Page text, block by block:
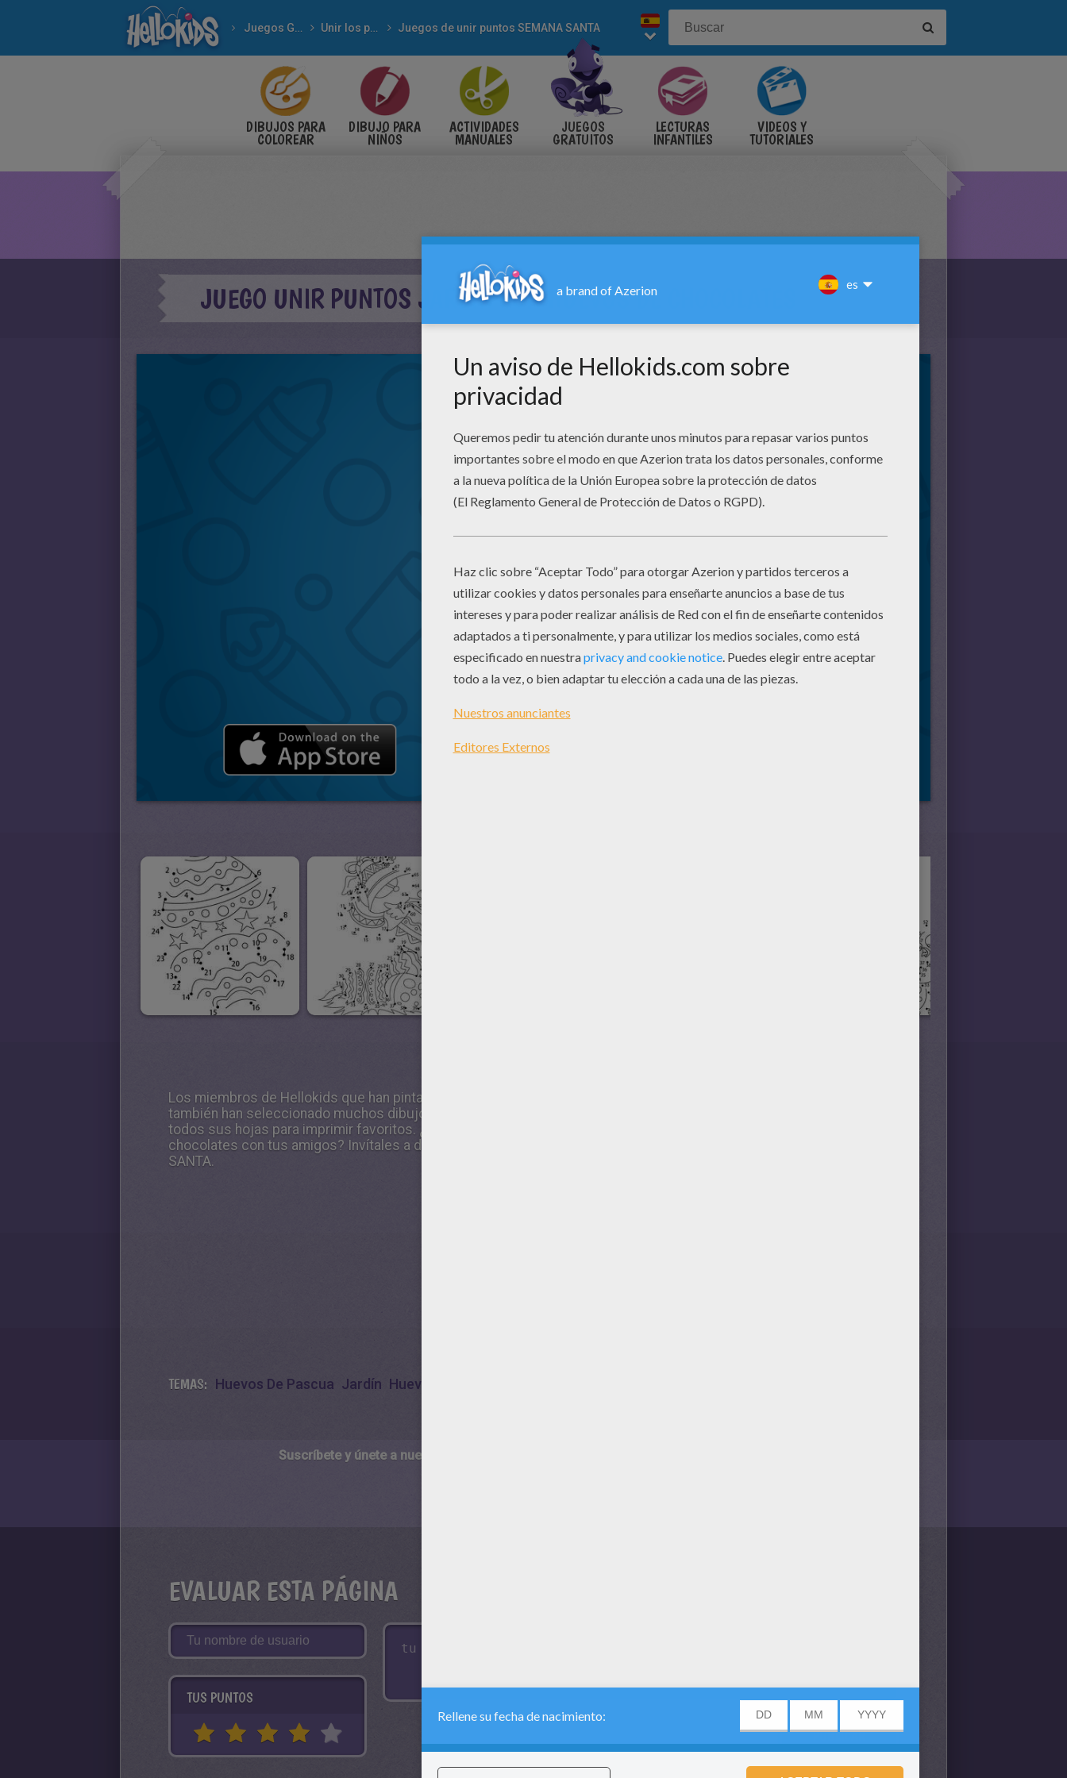
Juegos Gratuitos Unir los puntos Juegos de unir puntos SEMANA SANTA
DIBUJOS PARA
COLOREAR
DIBUJO PARA
NIÑOS
ACTIVIDADES
MANUALES
JUEGOS
GRATUITOS
LECTURAS
INFANTILES
VIDEOS Y
TUTORIALES
JUEGO UNIR PUNTOS JARDIN CON HUEVOS DE CHOCOLATES
Los miembros de Hellokids que han pintado este dibujo de Juego unir puntos Jardin con huevos de chocolates
también han seleccionado muchos dibujos de la sección Juegos de unir puntos SEMANA SANTA porque contiene
todos sus hojas para imprimir favoritos. ¿Quieres compartir este diseño de Juego unir puntos Jardin con huevos de
chocolates con tus amigos? Invítales a descubrir el hoja para imprimir de la sección Juegos de unir puntos SEMANA
SANTA.
TEMAS: Huevos De Pascua Jardín Huevos
Suscríbete y únete a nuestro canal de vídeos para niños en Youtube:
EVALUAR ESTA PÁGINA
TUS PUNTOS